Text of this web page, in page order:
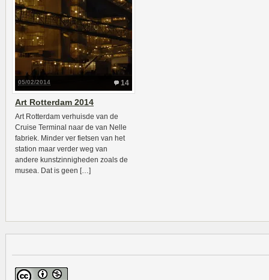
14
05/02/2014
Art Rotterdam 2014
Art Rotterdam verhuisde van de
Cruise Terminal naar de van Nelle
fabriek. Minder ver fietsen van het
station maar verder weg van
andere kunstzinnigheden zoals de
musea. Dat is geen […]